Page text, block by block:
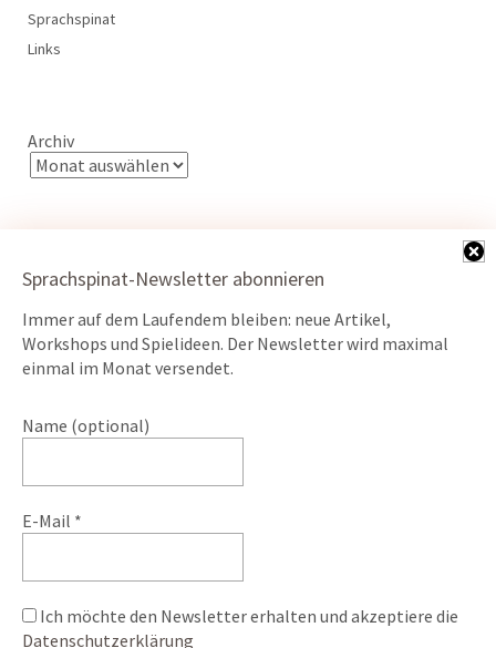
Sprachspinat
Links
Archiv
Kontakt
Datenschutz
© 2026 Sprache Spiel Natur.Powered byWordPress
Theme: Weta von
Sprachspinat-Newsletter abonnieren
Immer auf dem Laufendem bleiben: neue Artikel,
Workshops und Spielideen. Der Newsletter wird maximal
einmal im Monat versendet.
Name (optional)
E-Mail *
Ich möchte den Newsletter erhalten und akzeptiere die
Datenschutzerklärung